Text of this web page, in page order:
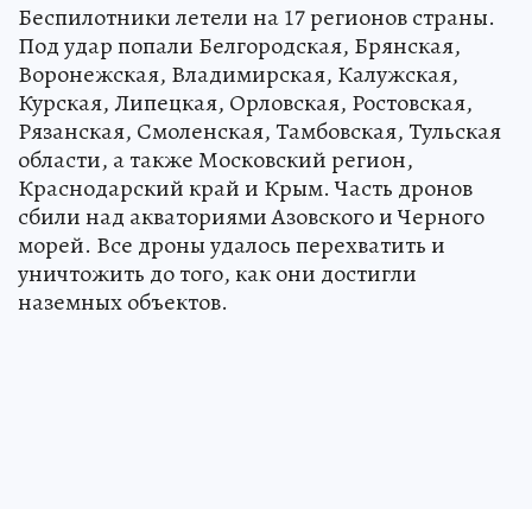
Беспилотники летели на 17 регионов страны.
Под удар попали Белгородская, Брянская,
Воронежская, Владимирская, Калужская,
Курская, Липецкая, Орловская, Ростовская,
Рязанская, Смоленская, Тамбовская, Тульская
области, а также Московский регион,
Краснодарский край и Крым. Часть дронов
сбили над акваториями Азовского и Черного
морей. Все дроны удалось перехватить и
уничтожить до того, как они достигли
наземных объектов.